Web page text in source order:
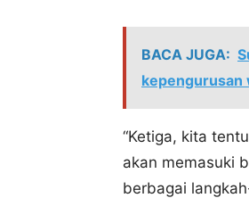
BACA JUGA:
kepengurusan
“Ketiga, kita
akan memasuki
berbagai